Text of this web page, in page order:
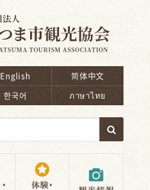
English
简体中文
한국어 ภาษาไทย